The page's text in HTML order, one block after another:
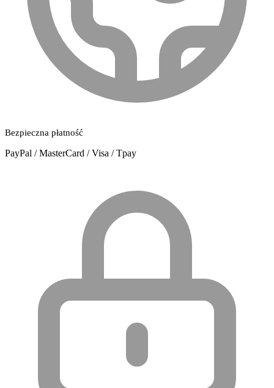
Bezpieczna płatność
PayPal / MasterCard / Visa / Tpay